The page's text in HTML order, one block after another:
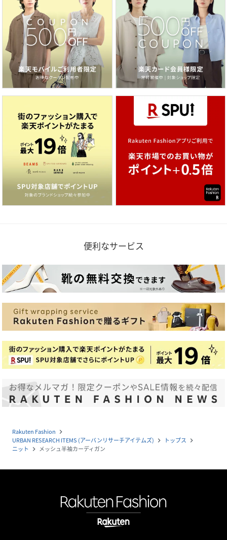
便利なサービス
Rakuten Fashion navigate_next
URBAN RESEARCH ITEMS (アーバンリサーチアイテムズ) navigate_next トップス navigate_next
ニット navigate_next メッシュ半袖カーディガン